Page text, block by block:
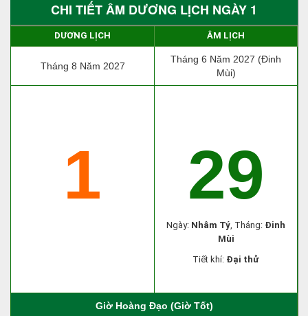
CHI TIẾT ÂM DƯƠNG LỊCH NGÀY 1
DƯƠNG LỊCH ÂM LỊCH
Tháng 8 Năm 2027
Tháng 6 Năm 2027 (Đinh
Mùi)
1 29
Ngày: Nhâm Tý, Tháng: Đinh
Mùi
Tiết khí: Đại thử
Giờ Hoàng Đạo (Giờ Tốt)